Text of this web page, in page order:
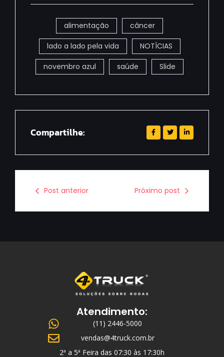
alimentação câncer
lado a lado pela vida NOTÍCIAS
novembro azul saúde Slide
Compartilhe:
Post anterior Próximo post
Atendimento:
(11) 2446-5000
vendas@4truck.com.br
2ª a 5ª Feira das 07:30 às 17:30h